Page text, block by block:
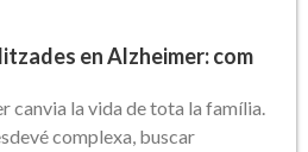
en Alzheimer: com
canvia la vida de tota la família.
complexa, buscar